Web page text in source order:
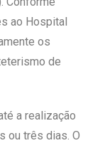
ao Hospital
os
de
a realização
ou três dias. O